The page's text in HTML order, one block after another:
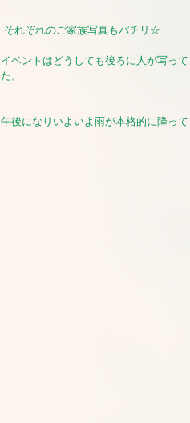
それぞれのご家族写真もパチリ☆
イベントはどうしても後ろに人が写っ
た。
午後になりいよいよ雨が本格的に降っ